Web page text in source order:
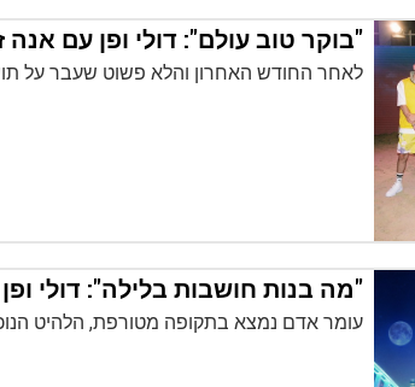
"בוקר טוב עולם": דולי ופן עם אנה
לאחר החודש האחרון והלא פשוט שעבר על
"מה בנות חושבות בלילה": דולי
עומר אדם נמצא בתקופה מטורפת, הלהיט